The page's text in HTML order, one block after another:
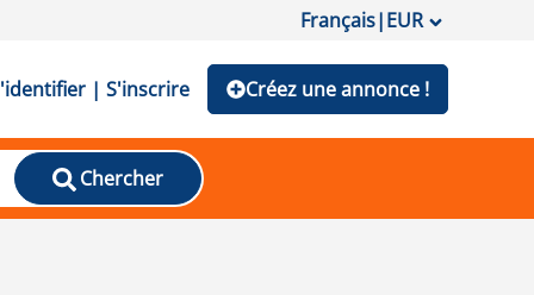
Français|EUR
| S'inscrire Créez une annonce !
Chercher